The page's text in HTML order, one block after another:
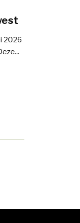
2026